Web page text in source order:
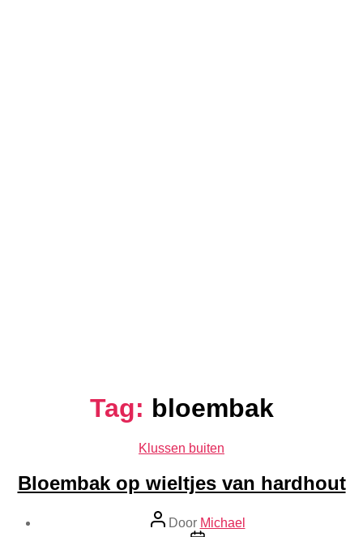
Tag: bloembak
Categorieën
Klussen buiten
Bloembak op wieltjes van hardhout
Berichtauteur
Door Michael